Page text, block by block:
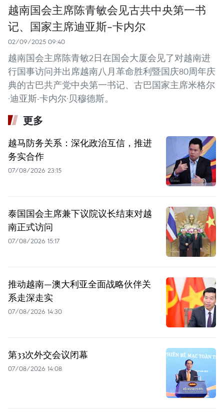
越南国会主席陈青敏会见古共中央第一书
记、国家主席迪亚斯-卡内尔
02/09/2025 09:40
越南国会主席陈青敏2日在国会大厦会见了对越南进
行国事访问并出席越南八月革命胜利暨国庆80周年庆
典的古巴共产党中央第一书记、古巴国家主席米格尔
·迪亚斯-卡内尔·贝穆德斯。
更多
越马防务关系：深化政治互信，推进
务实合作
07/08/2026 23:15
泰国国会主席兼下议院议长结束对越
南正式访问
07/08/2026 15:17
推动越南—澳大利亚全面战略伙伴关
系走深走实
07/08/2026 14:30
第33次外交会议闭幕
07/08/2026 14:08